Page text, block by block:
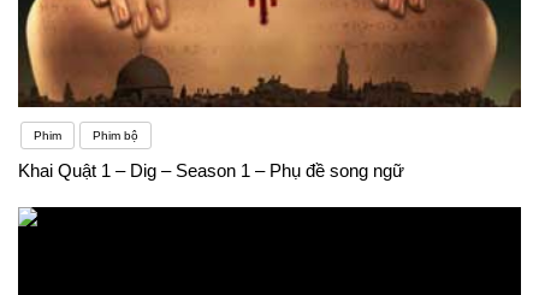
Phim Phim bộ
Khai Quật 1 – Dig – Season 1 – Phụ đề song ngữ